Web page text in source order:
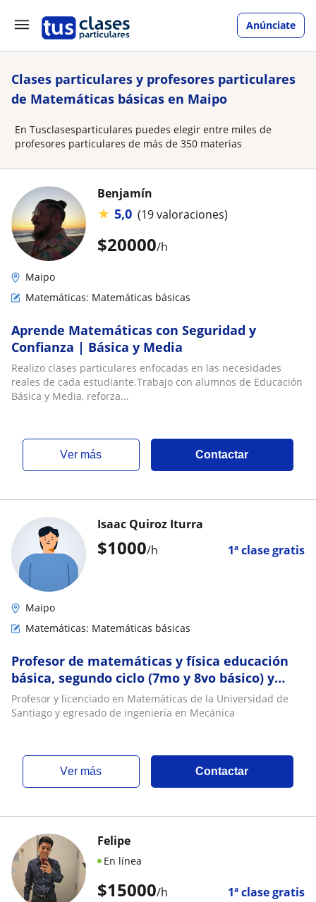
Anúnciate
Clases particulares y profesores particulares
de Matemáticas básicas en Maipo
En Tusclasesparticulares puedes elegir entre miles de
profesores particulares de más de 350 materias
$20000/h
Benjamín
★ 5,0 (19 valoraciones)
Maipo
Matemáticas: Matemáticas básicas
Aprende Matemáticas con Seguridad y
Confianza | Básica y Media
Realizo clases particulares enfocadas en las necesidades
reales de cada estudiante.Trabajo con alumnos de Educación
Básica y Media, reforza...
ver más Contactar
$1000/h 1ª clase gratis
Isaac Quiroz Iturra
Maipo
Matemáticas: Matemáticas básicas
Profesor de matemáticas y física educación
básica, segundo ciclo (7mo y 8vo básico) y
educación media
Profesor y licenciado en Matemáticas de la Universidad de
Santiago y egresado de ingeniería en Mecánica
ver más Contactar
$15000/h 1ª clase gratis
Felipe
En línea